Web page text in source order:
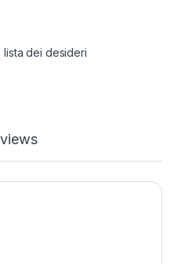
lista dei desideri